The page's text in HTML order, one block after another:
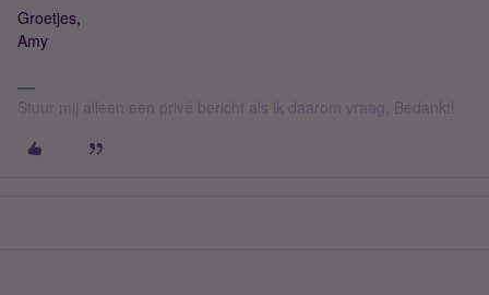
Groetjes,
Amy
Stuur mij alleen een privé bericht als ik daarom vraag. Bedankt!